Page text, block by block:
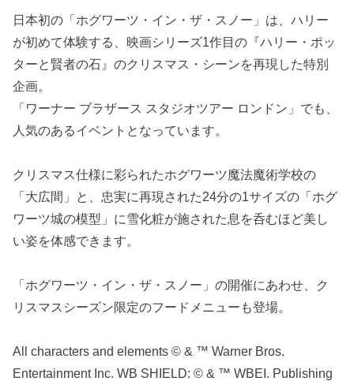
日本初の「ホグワーツ・イン・ザ・スノー」は、ハリー
が初めて体験する、映画シリーズ1作目の『ハリー・ポッ
ターと賢者の石』のクリスマス・シーンを再現した特別
企画。
「ワーナー ブラザース スタジオツアー ロンドン」でも、
人気のあるイベントとなっています。
クリスマス仕様に彩られたホグワーツ魔法魔術学校の
「大広間」と、忠実に再現された24分の1サイズの「ホグ
ワーツ城の模型」に雪化粧が施された息を呑むほど美し
い姿を体感できます。
「ホグワーツ・イン・ザ・スノー」の開催にあわせ、ク
リスマスシーズン限定のフードメニューも登場。
All characters and elements © & ™ Warner Bros.
Entertainment Inc. WB SHIELD: © & ™ WBEI. Publishing